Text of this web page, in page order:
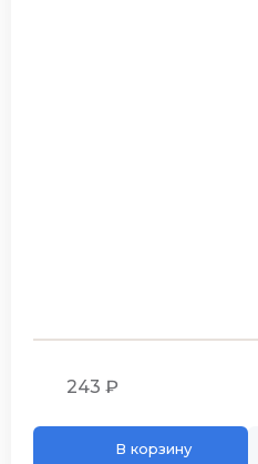
243 ₽
В корзину